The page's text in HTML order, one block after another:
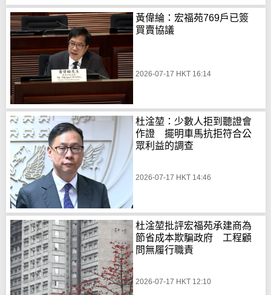
黃偉綸：宏福苑769戶已簽
買賣協議
2026-07-17 HKT 16:14
杜淦堃：少數人拒到聽證會
作證 擺明車馬抗拒符合公
眾利益的調查
2026-07-17 HKT 14:46
杜淦堃批評宏福苑承建商為
節省成本欺騙政府 工程顧
問無履行職責
2026-07-17 HKT 12:10